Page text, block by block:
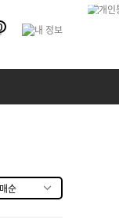
순